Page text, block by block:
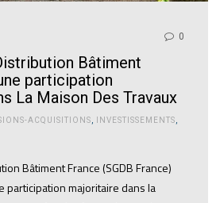
0
Bâtiment
participation
La Maison Des Travaux
ACQUISITIONS INVESTISSEMENTS
Bâtiment France (SGDB France)
participation majoritaire dans la